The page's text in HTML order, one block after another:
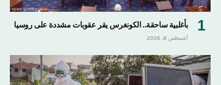
بأغلبية ساحقة.. الكونغرس يقر عقوبات مشددة على روسيا
أغسطس 8, 2026